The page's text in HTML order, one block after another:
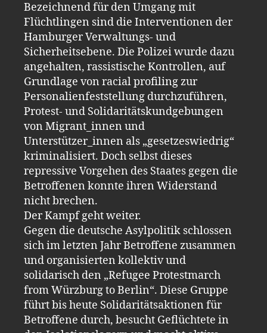
Bezeichnend für den Umgang mit
Flüchtlingen sind die Interventionen der
Hamburger Verwaltungs- und
Sicherheitsebene. Die Polizei wurde dazu
angehalten, rassistische Kontrollen, auf
Grundlage von racial profiling zur
Personalienfeststellung durchzuführen,
Protest- und Solidaritätskundgebungen
von Migrant_innen und
Unterstützer_innen als „gesetzeswiedrig“
kriminalisiert. Doch selbst dieses
repressive Vorgehen des Staates gegen die
Betroffenen konnte ihren Widerstand
nicht brechen.
Der Kampf geht weiter.
Gegen die deutsche Asylpolitik schlossen
sich im letzten Jahr Betroffene zusammen
und organisierten kollektiv und
solidarisch den „Refugee Protestmarch
from Würzburg to Berlin“. Diese Gruppe
führt bis heute Solidaritätsaktionen für
Betroffene durch, besucht Geflüchtete in